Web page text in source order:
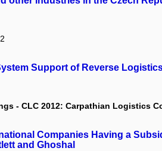
Support of Reverse
- CLC 2012: Carpathian Logistics
Companies Having a
and Ghoshal